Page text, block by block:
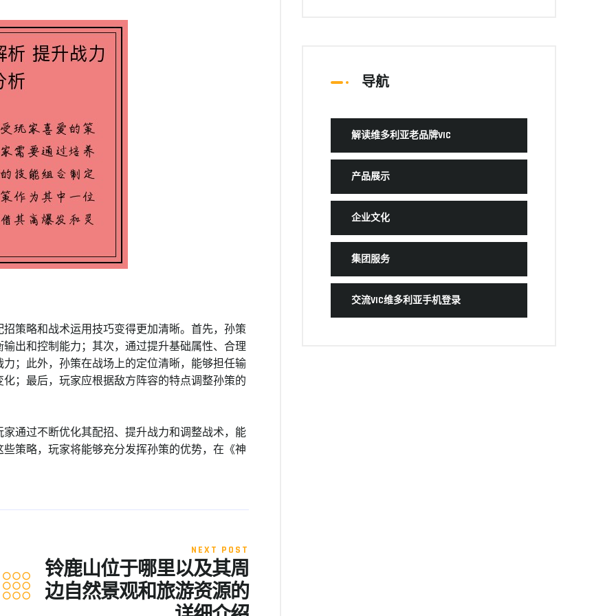
策略和战术运用技巧变得更加清晰。首先，孙策
出和控制能力；其次，通过提升基础属性、合理
；此外，孙策在战场上的定位清晰，能够担任输
；最后，玩家应根据敌方阵容的特点调整孙策的
通过不断优化其配招、提升战力和调整战术，能
策略，玩家将能够充分发挥孙策的优势，在《神
NEXT POST
铃鹿山位于哪里以及其周
边自然景观和旅游资源的
导航
解读维多利亚老品牌VIC
产品展示
企业文化
集团服务
交流VIC维多利亚手机登录